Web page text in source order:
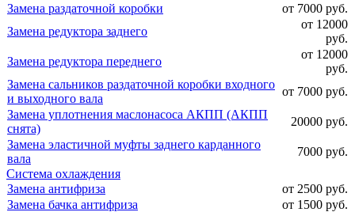
Замена раздаточной коробки
от 7000 руб.
Замена редуктора заднего
от 12000
руб.
Замена редуктора переднего
от 12000
руб.
Замена сальников раздаточной коробки входного
и выходного вала
от 7000 руб.
Замена уплотнения маслонасоса АКПП (АКПП
снята)
20000 руб.
Замена эластичной муфты заднего карданного
вала
7000 руб.
Система охлаждения
Замена антифриза
от 2500 руб.
Замена бачка антифриза
от 1500 руб.